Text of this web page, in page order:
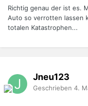
Richtig genau der ist es.
Auto so verrotten lassen
totalen Katastrophen...
Jneu123
Geschrieben 4.